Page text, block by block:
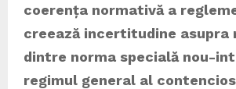
coerența normativă a
creează incertitudine asupra
dintre norma specială nou-
regimul general al